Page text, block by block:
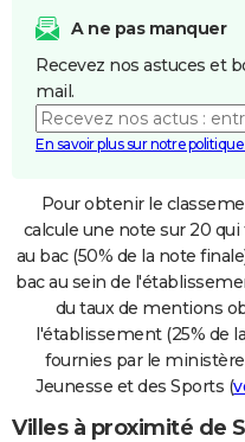
A ne pas manquer
Recevez nos astuces et
mail.
En savoir plus sur notre
Pour obtenir le
calcule une note sur 20
au bac (50% de la note
bac au sein de
du taux de mentions
l'établissement (25% de
fournies par le
Jeunesse et des Sports (
Villes à proximité de